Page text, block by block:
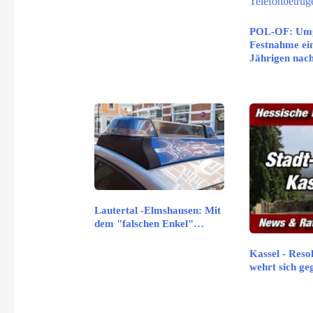
POL-OF:
Festnahme
Jährigen
Lautertal -Elmshausen: Mit
dem "falschen Enkel"…
Kassel -
wehrt sich